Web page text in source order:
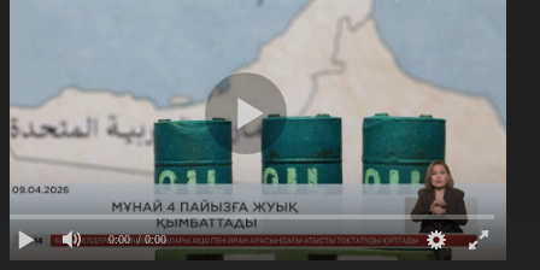
0:00 / 0:00